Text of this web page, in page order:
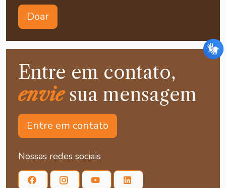
Doar
Entre em contato,
enviesua mensagem
Entre em contato
Nossas redes sociais